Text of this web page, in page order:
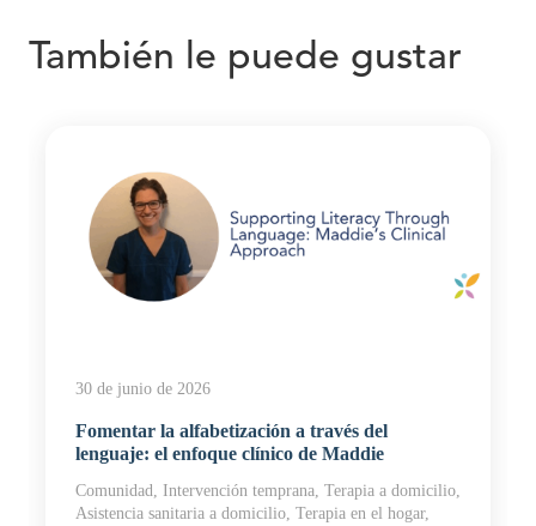
También le puede gustar
30 de junio de 2026
Fomentar la alfabetización a través del
lenguaje: el enfoque clínico de Maddie
Comunidad, Intervención temprana, Terapia a domicilio,
Asistencia sanitaria a domicilio, Terapia en el hogar,